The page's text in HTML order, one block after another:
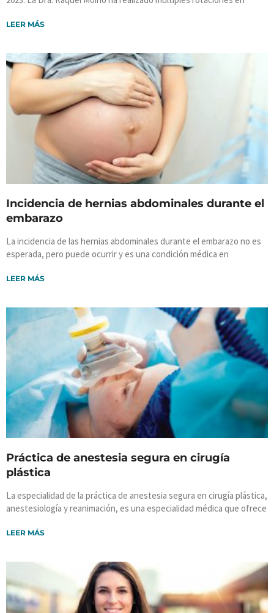
LEER MÁS
Incidencia de hernias abdominales durante el
embarazo
La incidencia de las hernias abdominales durante el embarazo no es
esperada, pero puede ocurrir y es una condición médica en
LEER MÁS
Práctica de anestesia segura en cirugía
plástica
La especialidad de la práctica de anestesia segura en cirugía plástica,
anestesiología y reanimación, es una especialidad médica que ofrece
LEER MÁS